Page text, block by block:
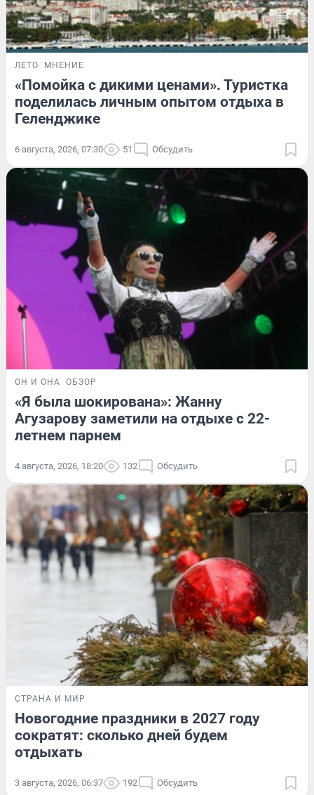
ЛЕТО МНЕНИЕ
«Помойка с дикими ценами». Туристка
поделилась личным опытом отдыха в
Геленджике
6 августа, 2026, 07:30 51 Обсудить
ОН И ОНА ОБЗОР
«Я была шокирована»: Жанну
Агузарову заметили на отдыхе с 22-
летнем парнем
4 августа, 2026, 18:20 132 Обсудить
СТРАНА И МИР
Новогодние праздники в 2027 году
сократят: сколько дней будем
отдыхать
3 августа, 2026, 06:37 192 Обсудить